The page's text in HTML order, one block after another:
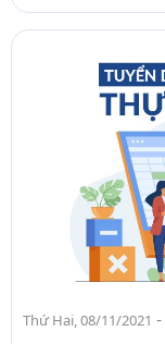
Thứ Hai, 08/11/2021 -